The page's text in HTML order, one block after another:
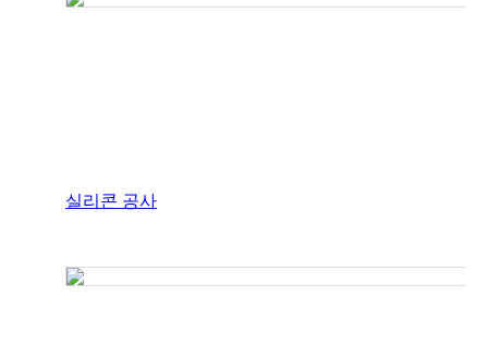
실리콘 공사